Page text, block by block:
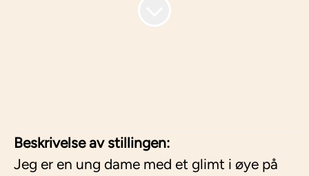
Beskrivelse av stillingen:
Jeg er en ung dame med et glimt i øye på